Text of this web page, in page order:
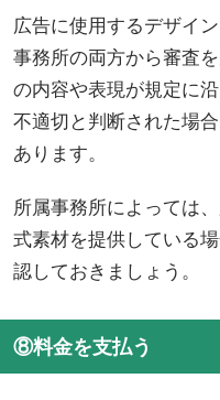
広告に使用するデザイ
事務所の両方から審査
の内容や表現が規定に
不適切と判断された場
あります。
所属事務所によっては
式素材を提供している
認しておきましょう。
⑧料金を支払う